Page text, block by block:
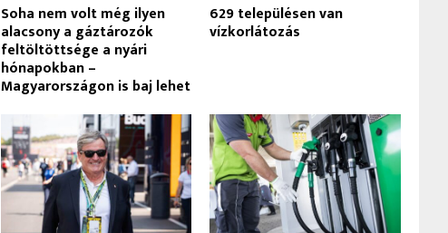
Soha nem volt még ilyen
alacsony a gáztározók
feltöltöttsége a nyári
hónapokban –
Magyarországon is baj lehet
629 településen van
vízkorlátozás